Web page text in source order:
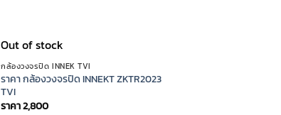
Out of stock
กล้องวงจรปิด INNEK TVI
ราคา กล้องวงจรปิด INNEKT ZKTR2023
TVI
ราคา2,800